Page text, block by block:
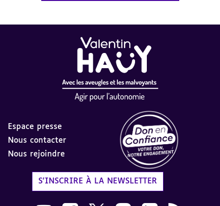
Espace presse
Nous contacter
Nous rejoindre
S'INSCRIRE À LA NEWSLETTER
Nous suivre sur Youtube AVH dans une
Nous suivre sur Facebook AVH dans
Nous suivre sur X AVH dans une
Nous suivre sur Instagram
Nous suivre sur
Flux RSS